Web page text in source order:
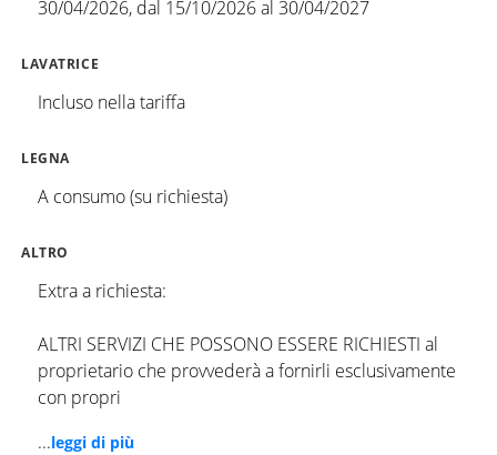
30/04/2026, dal 15/10/2026 al 30/04/2027
LAVATRICE
Incluso nella tariffa
LEGNA
A consumo (su richiesta)
ALTRO
Extra a richiesta:
ALTRI SERVIZI CHE POSSONO ESSERE RICHIESTI al
proprietario che provvederà a fornirli esclusivamente
con propri
...leggi di più